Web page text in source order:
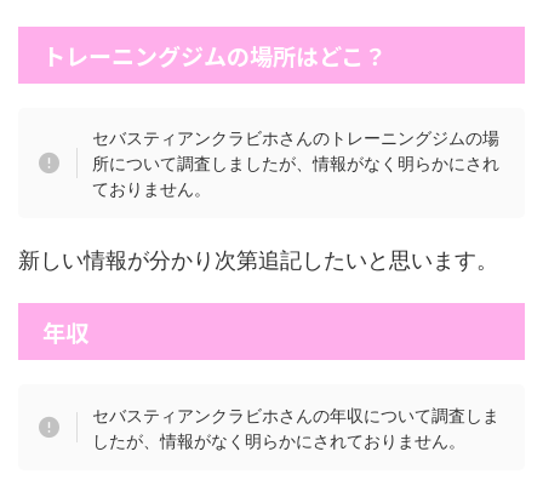
トレーニングジムの場所はどこ？
セバスティアンクラビホさんのトレーニングジムの場
所について調査しましたが、情報がなく明らかにされ
ておりません。
新しい情報が分かり次第追記したいと思います。
年収
セバスティアンクラビホさんの年収について調査しま
したが、情報がなく明らかにされておりません。